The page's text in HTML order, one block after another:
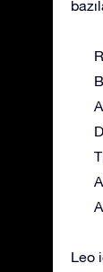
Leo